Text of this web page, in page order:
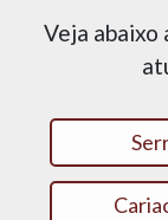
Veja abaixo